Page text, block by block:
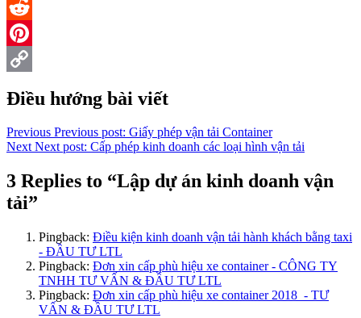
Twitter
Reddit
Pinterest
Điều hướng bài viết
Previous Previous post: Giấy phép vận tải Container
Next Next post: Cấp phép kinh doanh các loại hình vận tải
3 Replies to “Lập dự án kinh doanh vận
tải”
Pingback: Điều kiện kinh doanh vận tải hành khách bằng taxi
- ĐẦU TƯ LTL
Pingback: Đơn xin cấp phù hiệu xe container - CÔNG TY
TNHH TƯ VẤN & ĐẦU TƯ LTL
Pingback: Đơn xin cấp phù hiệu xe container 2018 - TƯ
VẤN & ĐẦU TƯ LTL